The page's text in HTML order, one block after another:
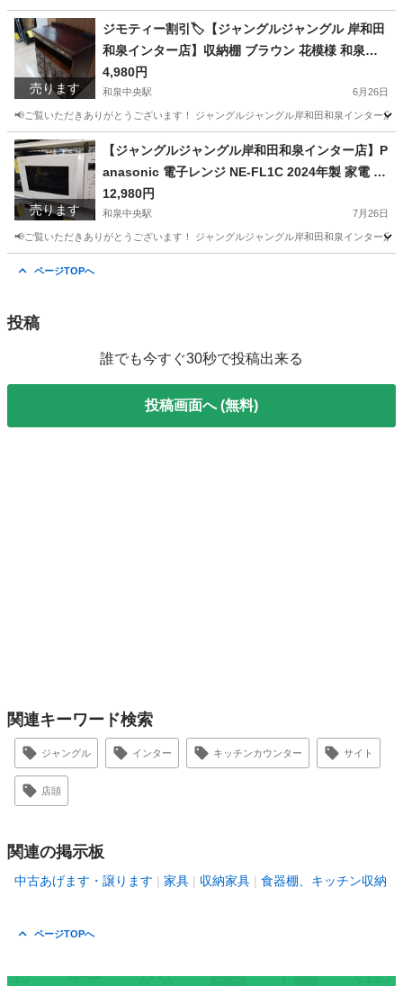
大阪 和泉市 テーブル ジャングル
売ります
ジモティー割引🏷️【ジャングルジャングル 岸和田
和泉インター店】収納棚 ブラウン 花模様 和泉市
堺市 岸和田市 泉大津市 高石市 泉北郡熊取町
4,980円
和泉中央駅 6月26日
📢ご覧いただきありがとうございます！ ジャングルジャングル岸和田和泉インター
大阪 和泉市 和泉中央駅 椅子 ジャングル
売ります
【ジャングルジャングル岸和田和泉インター店】P
anasonic 電子レンジ NE-FL1C 2024年製 家電 和
泉市 堺市 岸和田市 泉大津市 高石市 泉北郡忠岡町
12,980円
和泉中央駅 7月26日
📢ご覧いただきありがとうございます！ ジャングルジャングル岸和田和泉インター
ページTOPへ
投稿
誰でも今すぐ30秒で投稿出来る
投稿画面へ (無料)
関連キーワード検索
ジャングル インター キッチンカウンター サイト
店頭
関連の掲示板
中古あげます・譲ります 家具 収納家具 食器棚、キッチン収納
ページTOPへ